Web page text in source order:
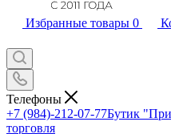
Избранные товары 0
Телефоны
+7 (984)-212-07-77Бутик
торговля